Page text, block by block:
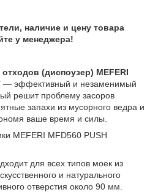
наличие и цену товара
у менеджера!
(диспоузер) MEFERI
— эффективный и незаменимый
решит проблему засоров
запахи из мусорного ведра и
ваше время и силы.
MEFERI MFD560 PUSH
для всех типов моек из
и натурального
отверстия около 90 мм.